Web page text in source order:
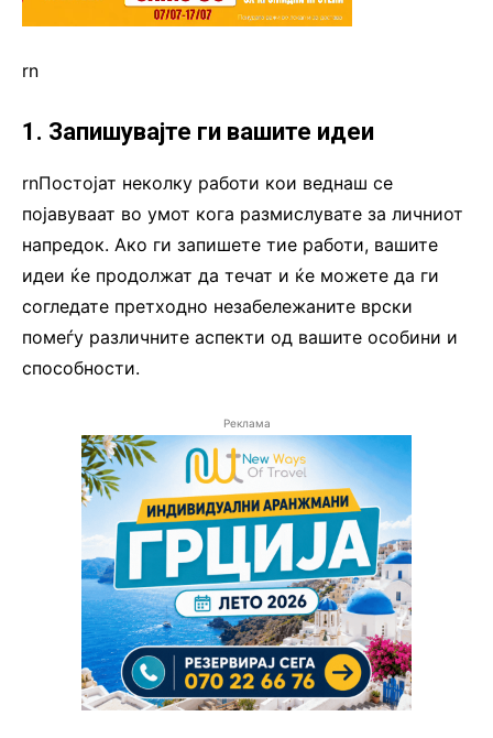
rn
1. Запишувајте ги вашите идеи
rnПостојат неколку работи кои веднаш се
појавуваат во умот кога размислувате за личниот
напредок. Ако ги запишете тие работи, вашите
идеи ќе продолжат да течат и ќе можете да ги
согледате претходно незабележаните врски
помеѓу различните аспекти од вашите особини и
способности.
Реклама